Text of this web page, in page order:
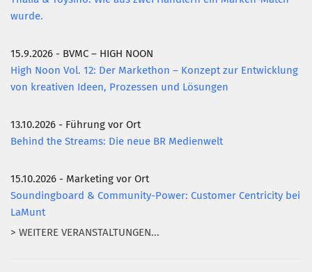
wurde.
15.9.2026 - BVMC – HIGH NOON
High Noon Vol. 12: Der Markethon – Konzept zur Entwicklung
von kreativen Ideen, Prozessen und Lösungen
13.10.2026 - Führung vor Ort
Behind the Streams: Die neue BR Medienwelt
15.10.2026 - Marketing vor Ort
Soundingboard & Community-Power: Customer Centricity bei
LaMunt
> WEITERE VERANSTALTUNGEN...